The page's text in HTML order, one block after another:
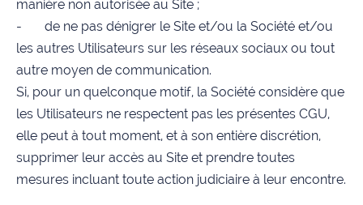
manière non autorisée au Site ;
- de ne pas dénigrer le Site et/ou la Société et/ou
les autres Utilisateurs sur les réseaux sociaux ou tout
autre moyen de communication.
Si, pour un quelconque motif, la Société considère que
les Utilisateurs ne respectent pas les présentes CGU,
elle peut à tout moment, et à son entière discrétion,
supprimer leur accès au Site et prendre toutes
mesures incluant toute action judiciaire à leur encontre.